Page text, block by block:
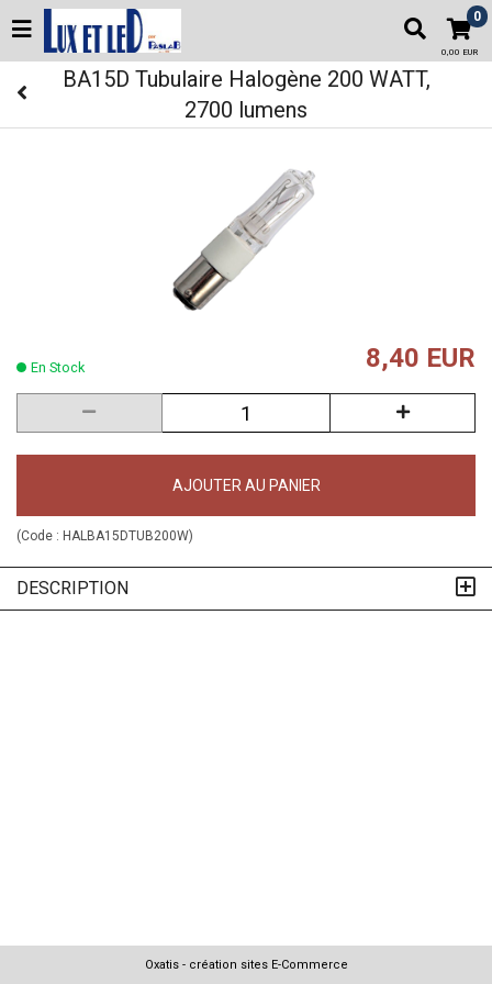
0
0,00 EUR
BA15D Tubulaire Halogène 200 WATT,
2700 lumens
En Stock 8,40 EUR
AJOUTER AU PANIER
(Code : HALBA15DTUB200W)
DESCRIPTION
Oxatis - création sites E-Commerce